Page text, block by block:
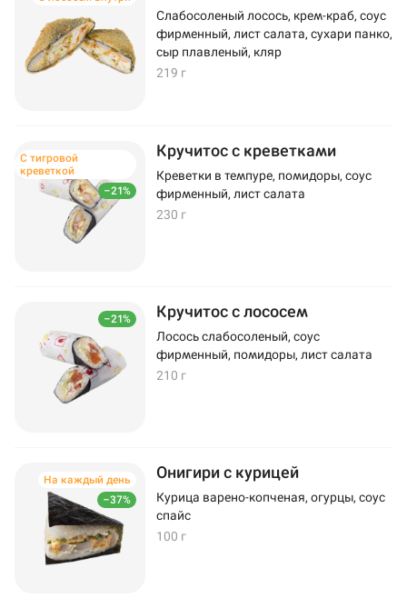
Слабосоленый лосось, крем-краб, соус
фирменный, лист салата, сухари панко,
сыр плавленый, кляр
219 г
–21%
С тигровой
креветкой
Кручитос с креветками
Креветки в темпуре, помидоры, соус
фирменный, лист салата
230 г
–21% Кручитос с лососем
Лосось слабосоленый, соус
фирменный, помидоры, лист салата
210 г
–37%
На каждый день Онигири с курицей
Курица варено-копченая, огурцы, соус
спайс
100 г